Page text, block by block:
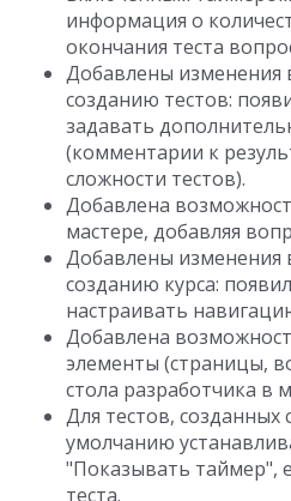
информация о
окончания теста
Добавлены изменения
созданию тестов:
задавать
(комментарии к
сложности тестов).
Добавлена
мастере, добавляя
Добавлены изменения
созданию курса:
настраивать
Добавлена
элементы (страницы,
стола разработчика в
Для тестов,
умолчанию
"Показывать таймер",
теста.